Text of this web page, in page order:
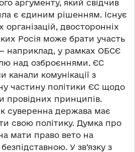
аргументу, який свідчив
є єдиним рішенням. Існує
організацій, двосторонніх
Росія може брати участь
наприклад, у рамках ОБСЄ
над озброєннями. ЄС
канали комунікації з
частину політики ЄС щодо
провідних принципів.
суверенна держава має
свою політику. Думка про
мати право вето на
У зв’язку з